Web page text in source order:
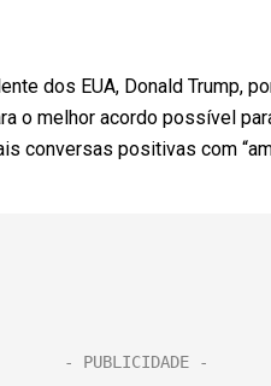
dos EUA, Donald Trump,
o melhor acordo possível
conversas positivas com